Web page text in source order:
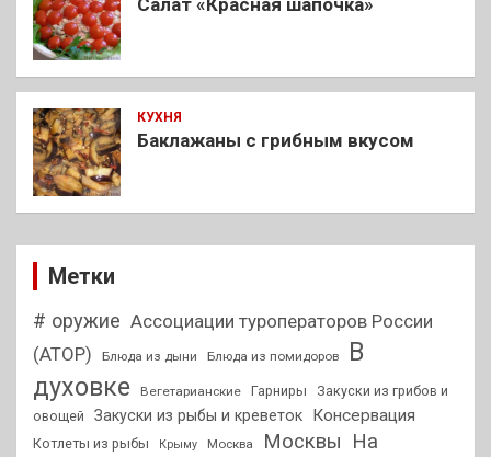
Салат «Красная шапочка»
КУХНЯ
Баклажаны с грибным вкусом
Метки
# оружие Ассоциации туроператоров России
(АТОР)
Блюда из дыни Блюда из помидоров
В
духовке
Вегетарианские Гарниры
Закуски из грибов и
овощей
Закуски из рыбы и креветок Консервация
Котлеты из рыбы Крыму Москва Москвы На